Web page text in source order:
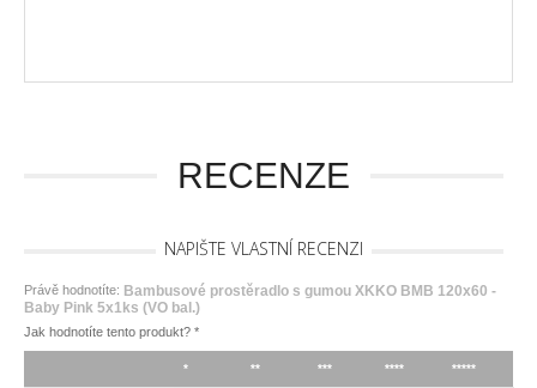
RECENZE
NAPIŠTE VLASTNÍ RECENZI
Právě hodnotíte: Bambusové prostěradlo s gumou XKKO BMB 120x60 -
Baby Pink 5x1ks (VO bal.)
Jak hodnotíte tento produkt? *
* ** *** **** *****